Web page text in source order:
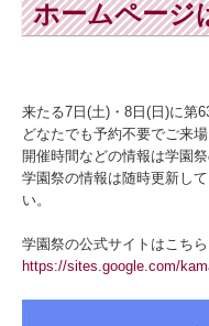
ホームページ
来たる7日(土)・8日(日)に第
どなたでも予約不要でご来場
開催時間などの情報は学園
学園祭の情報は随時更新し
い。
学園祭の公式サイトはこちら
https://sites.google.com/